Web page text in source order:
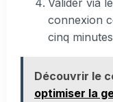
connexion
cinq
Découvrir le
optimiser la